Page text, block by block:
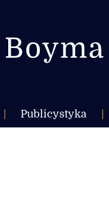
Publicystyka